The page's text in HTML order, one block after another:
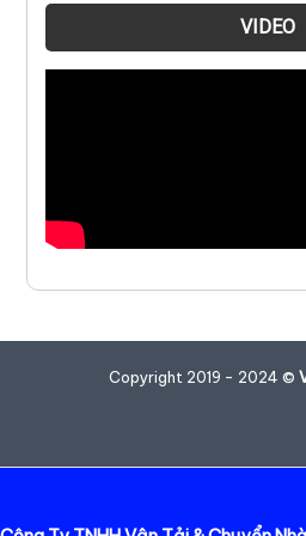
VIDEO
Copyright 2019 - 2024 ©